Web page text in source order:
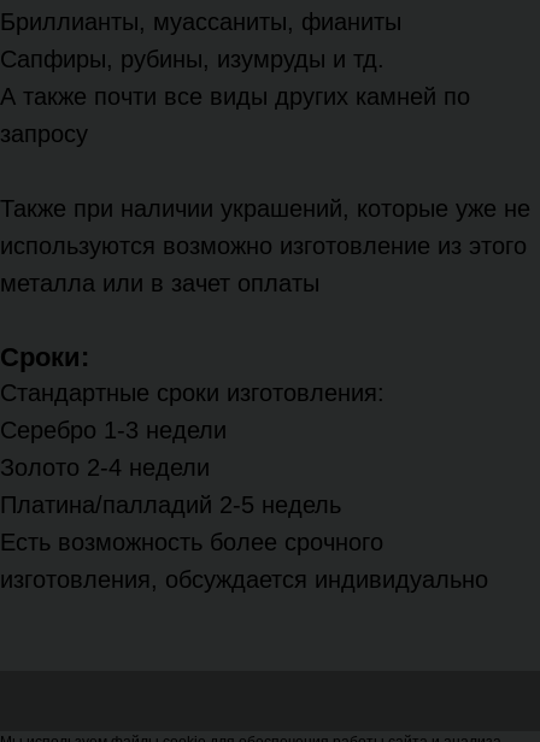
Бриллианты, муассаниты, фианиты
Сапфиры, рубины, изумруды и тд.
А также почти все виды других камней по
запросу
Также при наличии украшений, которые уже не
используются возможно изготовление из этого
металла или в зачет оплаты
Сроки:
Стандартные сроки изготовления:
Серебро 1-3 недели
Золото 2-4 недели
Платина/палладий 2-5 недель
Есть возможность более срочного
изготовления, обсуждается индивидуально